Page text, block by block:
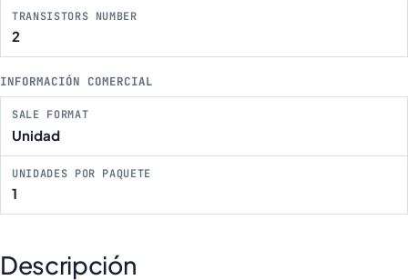
TRANSISTORS NUMBER
2
INFORMACIÓN COMERCIAL
SALE FORMAT
Unidad
UNIDADES POR PAQUETE
1
Descripción